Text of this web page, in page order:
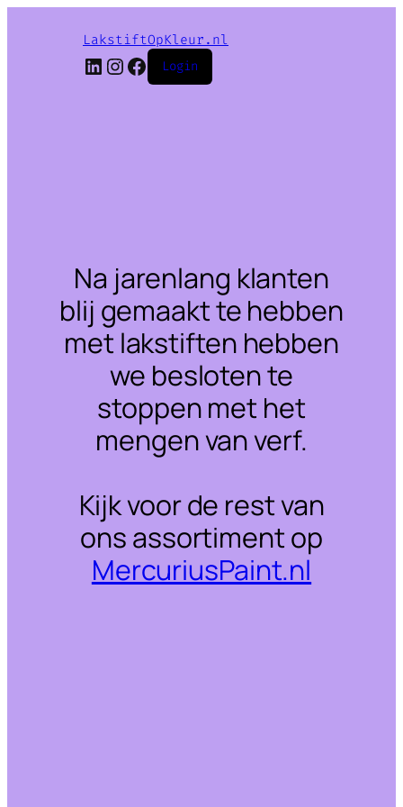
LakstiftOpKleur.nl
LinkedIn
Instagram
Facebook
Login
Na jarenlang klanten
blij gemaakt te hebben
met lakstiften hebben
we besloten te
stoppen met het
mengen van verf.
Kijk voor de rest van
ons assortiment op
MercuriusPaint.nl